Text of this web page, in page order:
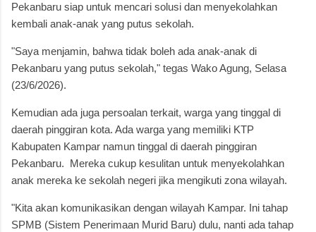
Pekanbaru siap untuk mencari solusi dan menyekolahkan
kembali anak-anak yang putus sekolah.
"Saya menjamin, bahwa tidak boleh ada anak-anak di
Pekanbaru yang putus sekolah," tegas Wako Agung, Selasa
(23/6/2026).
Kemudian ada juga persoalan terkait, warga yang tinggal di
daerah pinggiran kota. Ada warga yang memiliki KTP
Kabupaten Kampar namun tinggal di daerah pinggiran
Pekanbaru. Mereka cukup kesulitan untuk menyekolahkan
anak mereka ke sekolah negeri jika mengikuti zona wilayah.
"Kita akan komunikasikan dengan wilayah Kampar. Ini tahap
SPMB (Sistem Penerimaan Murid Baru) dulu, nanti ada tahap